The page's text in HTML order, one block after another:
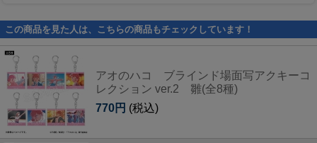
この商品を見た人は、こちらの商品もチェックしています！
アオのハコ ブラインド場面写アクキーコ
レクション ver.2 雛(全8種)
770円 (税込)